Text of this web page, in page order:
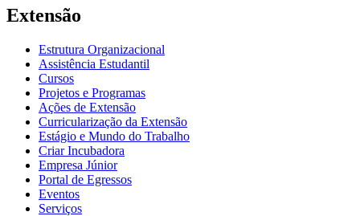
Extensão
Estrutura Organizacional
Assistência Estudantil
Cursos
Projetos e Programas
Ações de Extensão
Curricularização da Extensão
Estágio e Mundo do Trabalho
Criar Incubadora
Empresa Júnior
Portal de Egressos
Eventos
Serviços